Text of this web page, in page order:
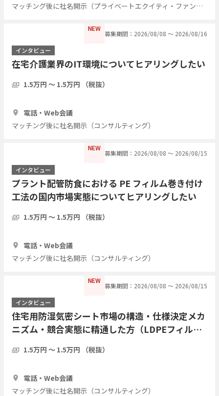
マッチング後に社名開示（プライベートエクイティ・ファンド）
NEW
募集期間：2026/08/08 〜 2026/08/16
インタビュー
在宅介護業界のIT環境についてヒアリングしたい
1.5万円 〜 1.5万円 （税抜）
電話・Web会議
マッチング後に社名開示（コンサルティング）
NEW
募集期間：2026/08/08 〜 2026/08/15
インタビュー
プラント配管防食における PE フィルム巻き付け
工法の国内市場実態についてヒアリングしたい
1.5万円 〜 1.5万円 （税抜）
電話・Web会議
マッチング後に社名開示（コンサルティング）
NEW
募集期間：2026/08/08 〜 2026/08/15
インタビュー
住宅用防湿気密シート市場の構造・仕様決定メカ
ニズム・競合実態に精通した方（LDPEフィル
グしたい
1.5万円 〜 1.5万円 （税抜）
電話・Web会議
マッチング後に社名開示（コンサルティング）